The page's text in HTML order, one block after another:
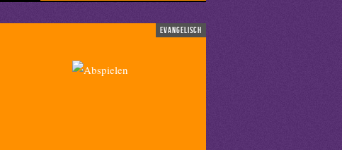
evangelisch